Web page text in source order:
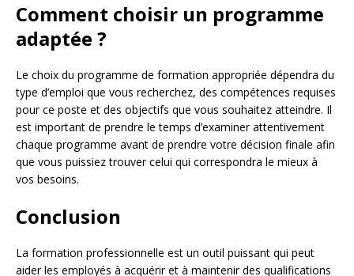
Comment choisir un programme
adaptée ?
Le choix du programme de formation appropriée dépendra du
type d’emploi que vous recherchez, des compétences requises
pour ce poste et des objectifs que vous souhaitez atteindre. Il
est important de prendre le temps d’examiner attentivement
chaque programme avant de prendre votre décision finale afin
que vous puissiez trouver celui qui correspondra le mieux à
vos besoins.
Conclusion
La formation professionnelle est un outil puissant qui peut
aider les employés à acquérir et à maintenir des qualifications